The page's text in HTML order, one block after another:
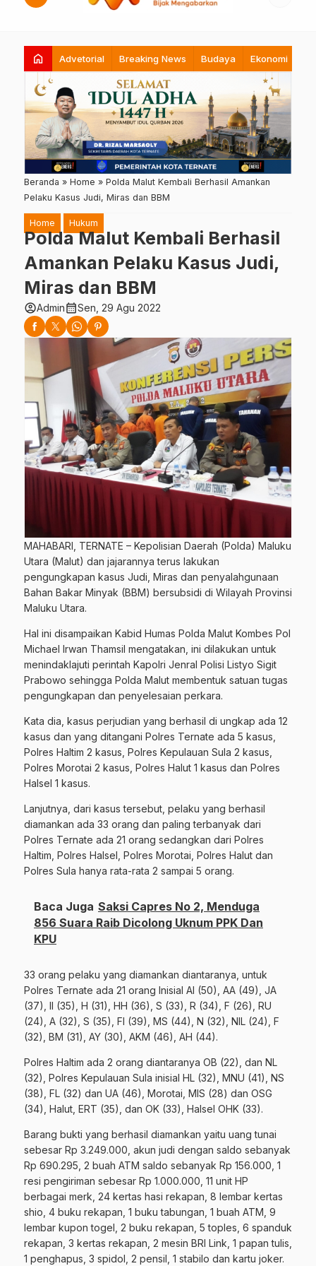
home Advetorial Breaking News Budaya Ekonomi
Beranda » Home » Polda Malut Kembali Berhasil Amankan
Pelaku Kasus Judi, Miras dan BBM
Home Hukum
Polda Malut Kembali Berhasil
Amankan Pelaku Kasus Judi,
Miras dan BBM
account_circleAdmincalendar_monthSen, 29 Agu 2022
MAHABARI, TERNATE – Kepolisian Daerah (Polda) Maluku
Utara (Malut) dan jajarannya terus lakukan
pengungkapan kasus Judi, Miras dan penyalahgunaan
Bahan Bakar Minyak (BBM) bersubsidi di Wilayah Provinsi
Maluku Utara.
Hal ini disampaikan Kabid Humas Polda Malut Kombes Pol
Michael Irwan Thamsil mengatakan, ini dilakukan untuk
menindaklajuti perintah Kapolri Jenral Polisi Listyo Sigit
Prabowo sehingga Polda Malut membentuk satuan tugas
pengungkapan dan penyelesaian perkara.
Kata dia, kasus perjudian yang berhasil di ungkap ada 12
kasus dan yang ditangani Polres Ternate ada 5 kasus,
Polres Haltim 2 kasus, Polres Kepulauan Sula 2 kasus,
Polres Morotai 2 kasus, Polres Halut 1 kasus dan Polres
Halsel 1 kasus.
Lanjutnya, dari kasus tersebut, pelaku yang berhasil
diamankan ada 33 orang dan paling terbanyak dari
Polres Ternate ada 21 orang sedangkan dari Polres
Haltim, Polres Halsel, Polres Morotai, Polres Halut dan
Polres Sula hanya rata-rata 2 sampai 5 orang.
Baca Juga Saksi Capres No 2, Menduga
856 Suara Raib Dicolong Uknum PPK Dan
KPU
33 orang pelaku yang diamankan diantaranya, untuk
Polres Ternate ada 21 orang Inisial Al (50), AA (49), JA
(37), II (35), H (31), HH (36), S (33), R (34), F (26), RU
(24), A (32), S (35), FI (39), MS (44), N (32), NIL (24), F
(32), BM (31), AY (30), AKM (46), AH (44).
Polres Haltim ada 2 orang diantaranya OB (22), dan NL
(32), Polres Kepulauan Sula inisial HL (32), MNU (41), NS
(38), FL (32) dan UA (46), Morotai, MIS (28) dan OSG
(34), Halut, ERT (35), dan OK (33), Halsel OHK (33).
Barang bukti yang berhasil diamankan yaitu uang tunai
sebesar Rp 3.249.000, akun judi dengan saldo sebanyak
Rp 690.295, 2 buah ATM saldo sebanyak Rp 156.000, 1
resi pengiriman sebesar Rp 1.000.000, 11 unit HP
berbagai merk, 24 kertas hasi rekapan, 8 lembar kertas
shio, 4 buku rekapan, 1 buku tabungan, 1 buah ATM, 9
lembar kupon togel, 2 buku rekapan, 5 toples, 6 spanduk
rekapan, 3 kertas rekapan, 2 mesin BRI Link, 1 papan tulis,
1 penghapus, 3 spidol, 2 pensil, 1 stabilo dan kartu joker.